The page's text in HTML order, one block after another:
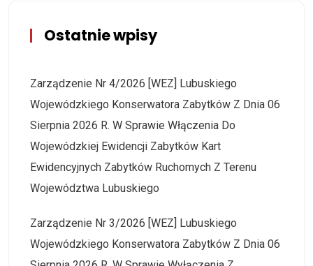
Ostatnie wpisy
Zarządzenie Nr 4/2026 [WEZ] Lubuskiego
Wojewódzkiego Konserwatora Zabytków Z Dnia 06
Sierpnia 2026 R. W Sprawie Włączenia Do
Wojewódzkiej Ewidencji Zabytków Kart
Ewidencyjnych Zabytków Ruchomych Z Terenu
Województwa Lubuskiego
Zarządzenie Nr 3/2026 [WEZ] Lubuskiego
Wojewódzkiego Konserwatora Zabytków Z Dnia 06